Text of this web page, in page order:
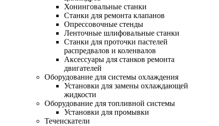
Хонинговальные станки
Станки для ремонта клапанов
Опрессовочные стенды
Ленточные шлифовальные станки
Станки для проточки пастелей
распредвалов и коленвалов
Аксессуары для станков ремонта
двигателей
Оборудование для системы охлаждения
Установки для замены охлаждающей
жидкости
Оборудование для топливной системы
Установки для промывки
Течеискатели